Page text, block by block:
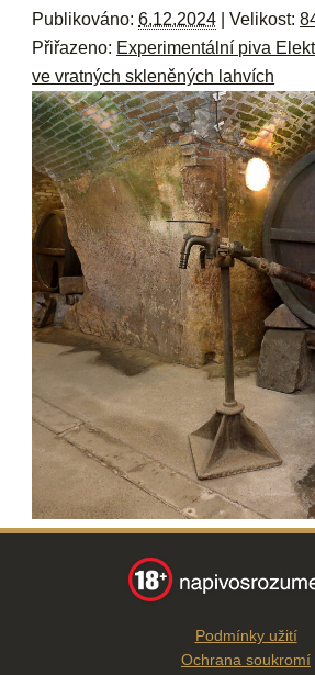
Publikováno:6.12.2024 | Velikost:
Přiřazeno: Experimentální piva
ve vratných skleněných lahvích
Podmínky užití
Ochrana soukromí